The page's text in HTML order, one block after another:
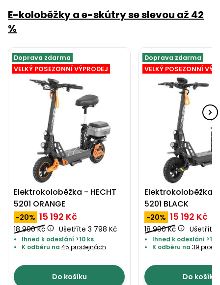
E-koloběžky a e-skútry se slevou až 42
%
Doprava zdarma
VELKÝ POSEZONNÍ VÝPRODEJ
Elektrokoloběžka - HECHT
5201 ORANGE
-20% 15 192 Kč
18 990 Kč Ušetříte 3 798 Kč
Ihned k odeslání >10 ks
K odběru na 45 prodejnách
Do košíku
Doprava zdarma
VELKÝ POSEZONNÍ
Elektrokoloběžka -
5201 BLACK
-20% 15 192 Kč
18 990 Kč Ušetříte
Ihned k odeslání >10
K odběru na 39
Do košíku